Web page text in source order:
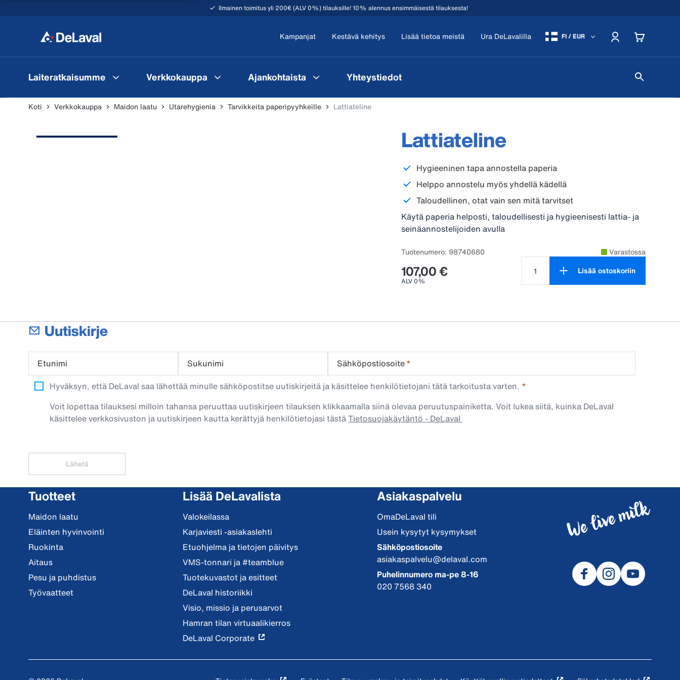
Ilmainen toimitus yli 200€ (ALV 0%) tilauksille! 10% alennus ensimmäisestä tilauksesta!
Kampanjat Kestävä kehitys Lisää tietoa meistä Ura DeLavalilla FI / EUR
Laiteratkaisumme Verkkokauppa Ajankohtaista Yhteystiedot
Koti Verkkokauppa Maidon laatu Utarehygienia Tarvikkeita paperipyyhkeille Lattiateline
Lattiateline
Hygieeninen tapa annostella paperia
Helppo annostelu myös yhdellä kädellä
Taloudellinen, otat vain sen mitä tarvitset
Käytä paperia helposti, taloudellisesti ja hygieenisesti lattia- ja
seinäannostelijoiden avulla
Tuotenumero: 98740680 Varastossa
107,00 €
ALV 0%
Lisää ostoskoriin
Uutiskirje
Etunimi Sukunimi Sähköpostiosoite*
Hyväksyn, että DeLaval saa lähettää minulle sähköpostitse uutiskirjeitä ja käsittelee henkilötietojani tätä tarkoitusta varten.
Voit lopettaa tilauksesi milloin tahansa peruuttaa uutiskirjeen tilauksen klikkaamalla siinä olevaa peruutuspainiketta. Voit lukea siitä, kuinka DeLaval
käsittelee verkkosivuston ja uutiskirjeen kautta kerättyjä henkilötietojasi tästäTietosuojakäytäntö - DeLaval
Lähetä
Tuotteet
Maidon laatu
Eläinten hyvinvointi
Ruokinta
Aitaus
Pesu ja puhdistus
Työvaatteet
Lisää DeLavalista
Valokeilassa
Karjaviesti -asiakaslehti
Etuohjelma ja tietojen päivitys
VMS-tonnari ja #teamblue
Tuotekuvastot ja esitteet
DeLaval historiikki
Visio, missio ja perusarvot
Hamran tilan virtuaalikierros
DeLaval Corporate
Asiakaspalvelu
OmaDeLaval tili
Usein kysytyt kysymykset
Sähköpostiosoite
asiakaspalvelu@delaval.com
Puhelinnumero ma-pe 8-16
020 7568 340